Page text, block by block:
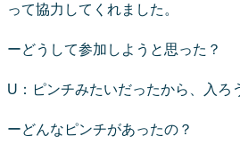
って協力してくれました。
ーどうして参加しようと思った？
U：ピンチみたいだったから、入ろ
ーどんなピンチがあったの？